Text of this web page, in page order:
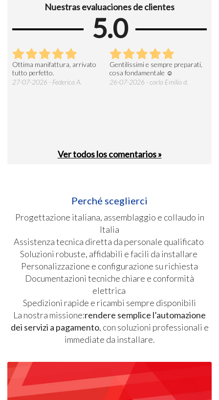
Nuestras evaluaciones de clientes
5.0
Ottima manifattura, arrivato
tutto perfetto.
27-07-2026 - Federica A.
Gentilissimi e sempre preparati,
cosa fondamentale ☺️
26-07-2026 - carlo Emilio d.
Ver todos los comentarios »
Perché sceglierci
Progettazione italiana, assemblaggio e collaudo in
Italia
Assistenza tecnica diretta da personale qualificato
Soluzioni robuste, affidabili e facili da installare
Personalizzazione e configurazione su richiesta
Documentazioni tecniche chiare e conformità
elettrica
Spedizioni rapide e ricambi sempre disponibili
La nostra missione:rendere semplice l’automazione
dei servizi a pagamento, con soluzioni professionali e
immediate da installare.